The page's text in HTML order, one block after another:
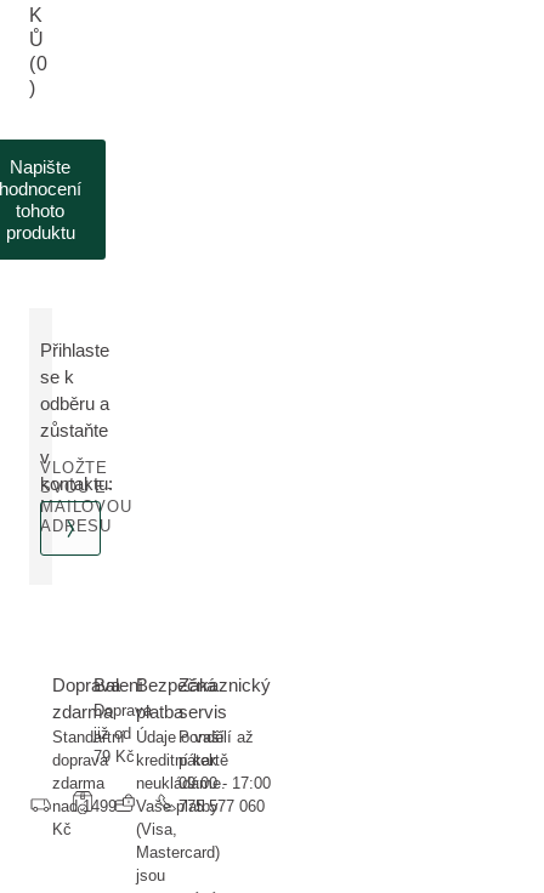
K
Ů
(0
)
Napište
hodnocení
tohoto
produktu
Přihlaste
se k
odběru a
zůstaňte
v
kontaktu:
VLOŽTE
SVOU E-
MAILOVOU
ADRESU
Doprava
zdarma
Standartní
doprava
zdarma
nad 1499
Kč
Balení
Doprava
již od
79 Kč
Bezpečná
platba
Údaje o vaší
kreditní kartě
neukládáme.
Vaše platby
(Visa,
Mastercard)
jsou
Zákaznický
servis
Pondělí až
pátek
09:00 - 17:00
775 577 060